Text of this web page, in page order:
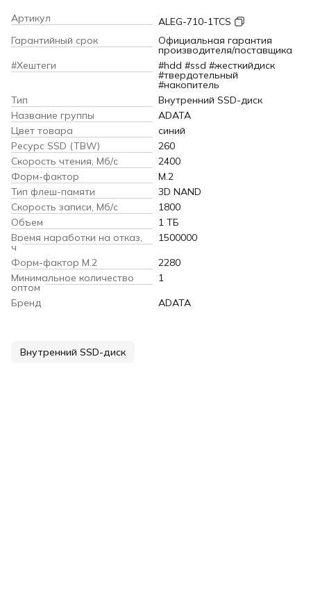
Артикул
ALEG-710-1TCS
Гарантийный срок
Официальная гарантия
производителя/поставщика
#Хештеги
#hdd #ssd #жесткийдиск
#твердотельный
#накопитель
Тип
Внутренний SSD-диск
Название группы
ADATA
Цвет товара
синий
Ресурс SSD (TBW)
260
Скорость чтения, Мб/с
2400
Форм-фактор
M.2
Тип флеш-памяти
3D NAND
Скорость записи, Мб/с
1800
Объем
1 ТБ
Время наработки на отказ,
ч
1500000
Форм-фактор M.2
2280
Минимальное количество
оптом
1
Бренд
ADATA
Внутренний SSD-диск